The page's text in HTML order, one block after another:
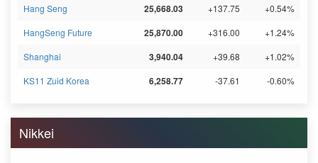
Hang Seng
25,668.03 +137.75
+0.54%
HangSeng Future
25,870.00 +316.00
+1.24%
Shanghai
3,940.04 +39.68
+1.02%
KS11 Zuid Korea
6,258.77 -37.61 -0.60%
Nikkei